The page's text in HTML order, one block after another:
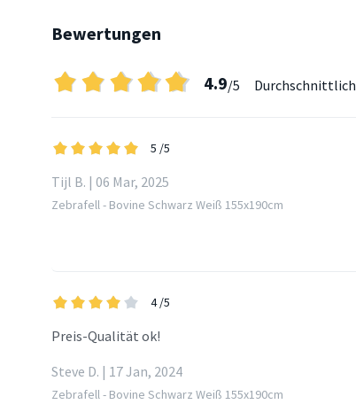
Bewertungen
4.9/5 Durchschnittlich
5 /5
Tijl B. | 06 Mar, 2025
Zebrafell - Bovine Schwarz Weiß 155x190cm
4 /5
Preis-Qualität ok!
Steve D. | 17 Jan, 2024
Zebrafell - Bovine Schwarz Weiß 155x190cm